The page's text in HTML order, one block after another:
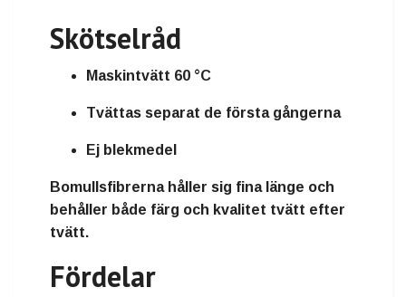
Skötselråd
Maskintvätt 60 °C
Tvättas separat de första gångerna
Ej blekmedel
Bomullsfibrerna håller sig fina länge och
behåller både färg och kvalitet tvätt efter
tvätt.
Fördelar